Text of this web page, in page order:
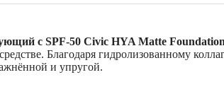
с SPF-50 Civic HYA Matte Foundation
Благодаря гидролизованному
и упругой.